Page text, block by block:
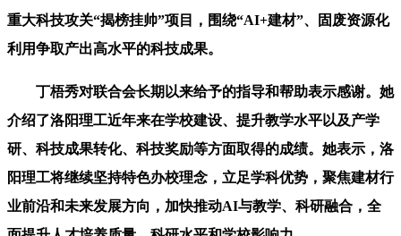
重大科技攻关“揭榜挂帅”项目，围绕“AI+建材”、固废资源化
利用争取产出高水平的科技成果。
丁梧秀对联合会长期以来给予的指导和帮助表示感谢。她
介绍了洛阳理工近年来在学校建设、提升教学水平以及产学
研、科技成果转化、科技奖励等方面取得的成绩。她表示，洛
阳理工将继续坚持特色办校理念，立足学科优势，聚焦建材行
业前沿和未来发展方向，加快推动AI与教学、科研融合，全